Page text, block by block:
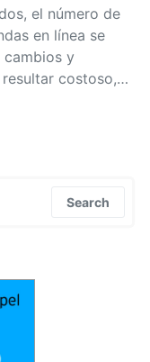
el número de
en línea se
y
costoso,…
Search